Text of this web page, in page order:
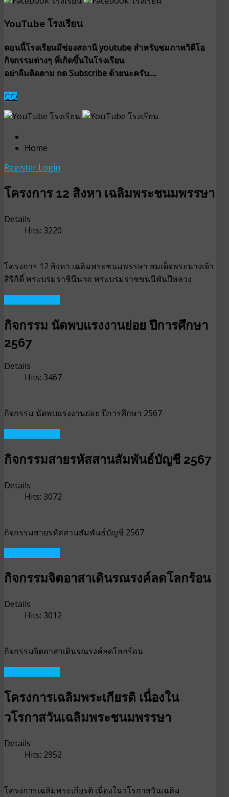
YouTube โรงเรียน
ตอนนี้โรงเรียนมีช่องสถานี youtube สำหรับชมภาพวิดีโอ
กิจกรรมต่างๆ ที่เกิดขึ้นในโรงเรียน
อย่าลืมติดตาม กด Subscribe ด้วยนะครับ.....
GO
Home
Register Login
โครงการ 12 สิงหา เฉลิมพระชนมพรรษา
Details
Hits: 3220
โครงการ 12 สิงหา เฉลิมพระชนมพรรษา สมเด็จพระนางเจ้า
สิริกิติ์ พระบรมราชินีนาถ พระบรมราชชนนีพันปีหลวง
กิจกรรม นัดพบแรงงานย่อย ปีการศึกษา
2567
Details
Hits: 3467
กิจกรรม นัดพบแรงงานย่อย ปีการศึกษา 2567
กิจกรรมสายรหัสสานสัมพันธ์บัญชี 2567
Details
Hits: 3072
กิจกรรมสายรหัสสานสัมพันธ์บัญชี 2567
กิจกรรมจิตอาสาเดินรณรงค์ลดโลกร้อน
Details
Hits: 3012
กิจกรรมจิตอาสาเดินรณรงค์ลดโลกร้อน
โครงการเฉลิมพระเกียรติ เนื่องใน
วโรกาสวันเฉลิมพระชนมพรรษา
Details
Hits: 2952
โครงการเฉลิมพระเกียรติ เนื่องในวโรกาสวันเฉลิม